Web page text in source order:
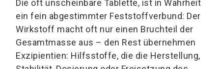
Die oft unscheinbare Tablette, ist in Wahrheit
ein fein abgestimmter Feststoffverbund: Der
Wirkstoff macht oft nur einen Bruchteil der
Gesamtmasse aus – den Rest übernehmen
Exzipientien: Hilfsstoffe, die die Herstellung,